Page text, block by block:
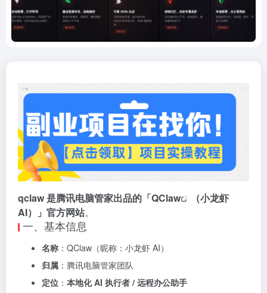
qclaw 是腾讯电脑管家出品的「QClaw
（小龙虾
AI）」官方网站。
一、基本信息
名称 ：QClaw（昵称：小龙虾 AI）
归属 ：腾讯电脑管家团队
定位 ： 本地化 AI 执行者 / 远程办公助手